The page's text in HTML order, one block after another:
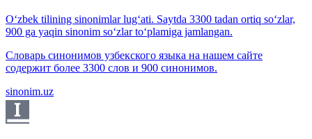
O‘zbek tilining sinonimlar lug‘ati. Saytda 3300 tadan ortiq so‘zlar,
900 ga yaqin sinonim so‘zlar to‘plamiga jamlangan.
Словарь синонимов узбекского языка на нашем сайте
содержит более 3300 слов и 900 синонимов.
sinonim.uz